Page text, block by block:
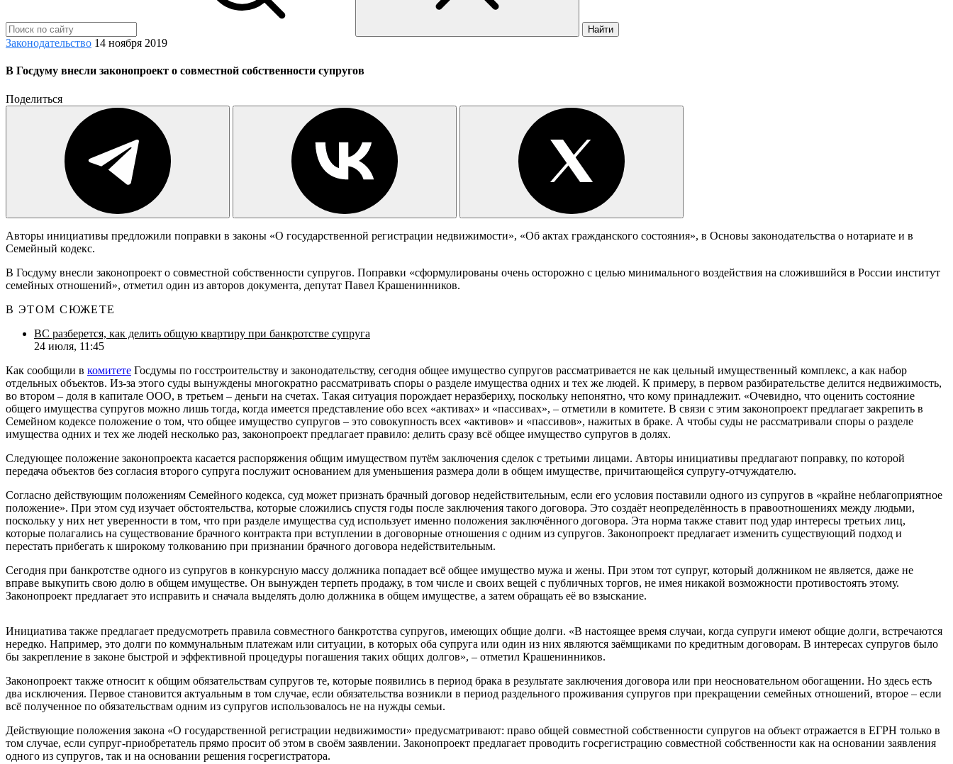
Найти
Законодательство 14 ноября 2019
В Госдуму внесли законопроект о совместной собственности супругов
Поделиться
Авторы инициативы предложили поправки в законы «О государственной регистрации недвижимости», «Об актах гражданского состояния», в Основы законодательства о нотариате и в
Семейный кодекс.
В Госдуму внесли законопроект о совместной собственности супругов. Поправки «сформулированы очень осторожно с целью минимального воздействия на сложившийся в России институт
семейных отношений», отметил один из авторов документа, депутат Павел Крашенинников.
В ЭТОМ СЮЖЕТЕ
ВС разберется, как делить общую квартиру при банкротстве супруга
24 июля, 11:45
Как сообщили в комитете Госдумы по госстроительству и законодательству, сегодня общее имущество супругов рассматривается не как цельный имущественный комплекс, а как набор
отдельных объектов. Из-за этого суды вынуждены многократно рассматривать споры о разделе имущества одних и тех же людей. К примеру, в первом разбирательстве делится недвижимость,
во втором – доля в капитале ООО, в третьем – деньги на счетах. Такая ситуация порождает неразбериху, поскольку непонятно, что кому принадлежит. «Очевидно, что оценить состояние
общего имущества супругов можно лишь тогда, когда имеется представление обо всех «активах» и «пассивах», – отметили в комитете. В связи с этим законопроект предлагает закрепить в
Семейном кодексе положение о том, что общее имущество супругов – это совокупность всех «активов» и «пассивов», нажитых в браке. А чтобы суды не рассматривали споры о разделе
имущества одних и тех же людей несколько раз, законопроект предлагает правило: делить сразу всё общее имущество супругов в долях.
Следующее положение законопроекта касается распоряжения общим имуществом путём заключения сделок с третьими лицами. Авторы инициативы предлагают поправку, по которой
передача объектов без согласия второго супруга послужит основанием для уменьшения размера доли в общем имуществе, причитающейся супругу-отчуждателю.
Согласно действующим положениям Семейного кодекса, суд может признать брачный договор недействительным, если его условия поставили одного из супругов в «крайне неблагоприятное
положение». При этом суд изучает обстоятельства, которые сложились спустя годы после заключения такого договора. Это создаёт неопределённость в правоотношениях между людьми,
поскольку у них нет уверенности в том, что при разделе имущества суд использует именно положения заключённого договора. Эта норма также ставит под удар интересы третьих лиц,
которые полагались на существование брачного контракта при вступлении в договорные отношения с одним из супругов. Законопроект предлагает изменить существующий подход и
перестать прибегать к широкому толкованию при признании брачного договора недействительным.
Сегодня при банкротстве одного из супругов в конкурсную массу должника попадает всё общее имущество мужа и жены. При этом тот супруг, который должником не является, даже не
вправе выкупить свою долю в общем имуществе. Он вынужден терпеть продажу, в том числе и своих вещей с публичных торгов, не имея никакой возможности противостоять этому.
Законопроект предлагает это исправить и сначала выделять долю должника в общем имуществе, а затем обращать её во взыскание.
Инициатива также предлагает предусмотреть правила совместного банкротства супругов, имеющих общие долги. «В настоящее время случаи, когда супруги имеют общие долги, встречаются
нередко. Например, это долги по коммунальным платежам или ситуации, в которых оба супруга или один из них являются заёмщиками по кредитным договорам. В интересах супругов было
бы закрепление в законе быстрой и эффективной процедуры погашения таких общих долгов», – отметил Крашенинников.
Законопроект также относит к общим обязательствам супругов те, которые появились в период брака в результате заключения договора или при неосновательном обогащении. Но здесь есть
два исключения. Первое становится актуальным в том случае, если обязательства возникли в период раздельного проживания супругов при прекращении семейных отношений, второе – если
всё полученное по обязательствам одним из супругов использовалось не на нужды семьи.
Действующие положения закона «О государственной регистрации недвижимости» предусматривают: право общей совместной собственности супругов на объект отражается в ЕГРН только в
том случае, если супруг-приобретатель прямо просит об этом в своём заявлении. Законопроект предлагает проводить госрегистрацию совместной собственности как на основании заявления
одного из супругов, так и на основании решения госрегистратора.